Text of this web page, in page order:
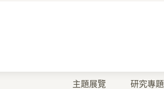
主題展覽 研究專題